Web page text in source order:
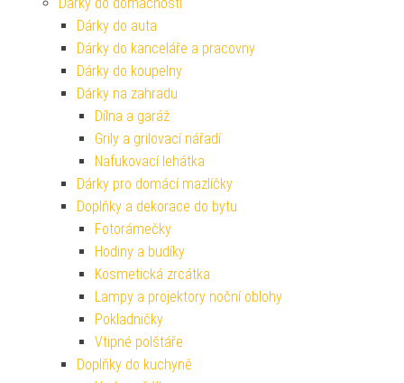
Dárky do auta
Dárky do kanceláře a pracovny
Dárky do koupelny
Dárky na zahradu
Dílna a garáž
Grily a grilovací nářadí
Nafukovací lehátka
Dárky pro domácí mazlíčky
Doplňky a dekorace do bytu
Fotorámečky
Hodiny a budíky
Kosmetická zrcátka
Lampy a projektory noční oblohy
Pokladničky
Vtipné polštáře
Doplňky do kuchyně